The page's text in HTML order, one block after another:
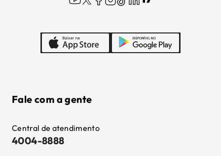
Fale com a gente
Central de atendimento
4004-8888